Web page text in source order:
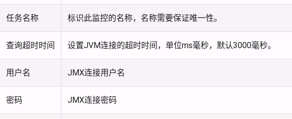
任务名称 标识此监控的名称，名称需要保证唯一性。
查询超时时间 设置JVM连接的超时时间，单位ms毫秒，默认3000毫秒。
用户名 JMX连接用户名
密码 JMX连接密码